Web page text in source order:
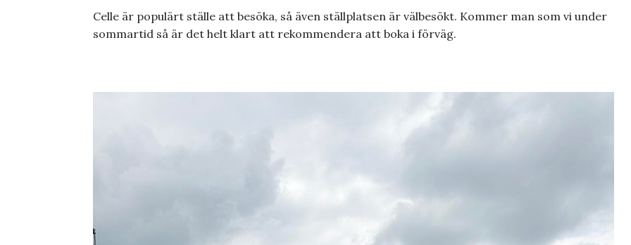
Celle är populärt ställe att besöka, så även ställplatsen är välbesökt. Kommer man som vi under
sommartid så är det helt klart att rekommendera att boka i förväg.